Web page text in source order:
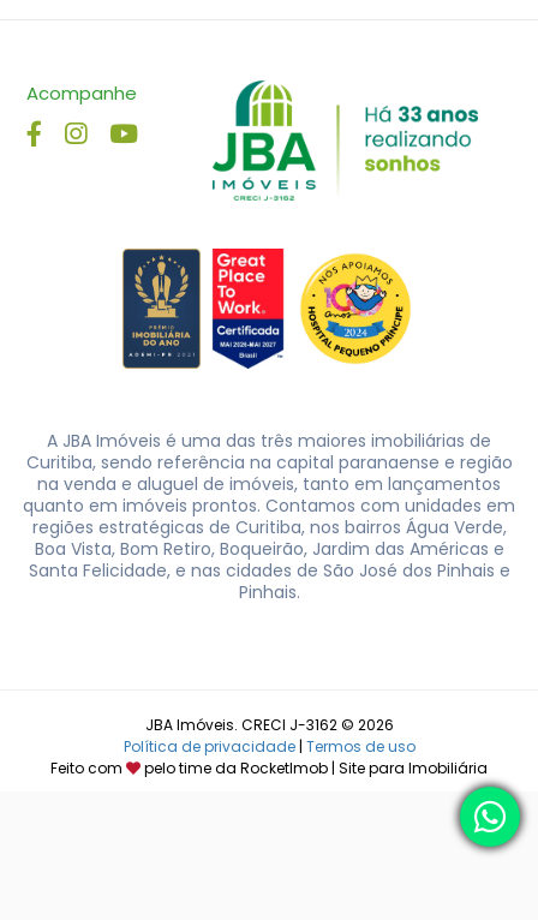
Acompanhe
A JBA Imóveis é uma das três maiores imobiliárias de
Curitiba, sendo referência na capital paranaense e região
na venda e aluguel de imóveis, tanto em lançamentos
quanto em imóveis prontos. Contamos com unidades em
regiões estratégicas de Curitiba, nos bairros Água Verde,
Boa Vista, Bom Retiro, Boqueirão, Jardim das Américas e
Santa Felicidade, e nas cidades de São José dos Pinhais e
Pinhais.
JBA Imóveis. CRECI J-3162 © 2026
Política de privacidade| Termos de uso
Feito com
pelo time da RocketImob | Site para Imobiliária